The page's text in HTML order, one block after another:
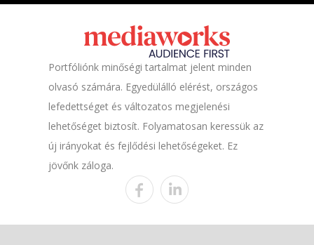
Portfóliónk minőségi tartalmat jelent minden
olvasó számára. Egyedülálló elérést, országos
lefedettséget és változatos megjelenési
lehetőséget biztosít. Folyamatosan keressük az
új irányokat és fejlődési lehetőségeket. Ez
jövőnk záloga.